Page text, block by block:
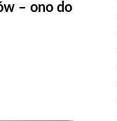
– ono do